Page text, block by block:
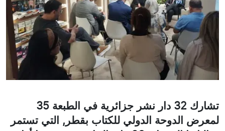
تشارك 32 دار نشر جزائرية في الطبعة 35
لمعرض الدوحة الدولي للكتاب بقطر, التي تستمر